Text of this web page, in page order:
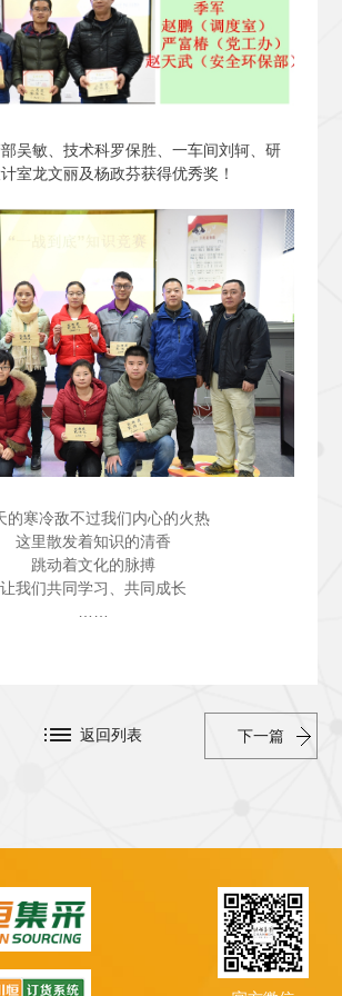
吴敏、技术科罗保胜、一车间刘轲、研
室龙文丽及杨政芬获得优秀奖！
的寒冷敌不过我们内心的火热
这里散发着知识的清香
跳动着文化的脉搏
让我们共同学习、共同成长
下一篇
返回列表